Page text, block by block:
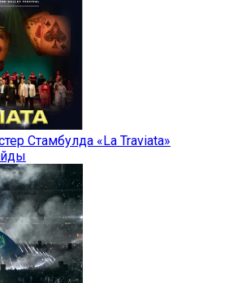
Стамбулда «La Traviata»